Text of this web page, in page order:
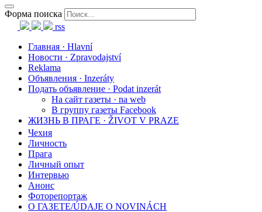
Форма поиска
rss
Главная · Hlavní
Новости · Zpravodajství
Reklama
Объявления · Inzeráty
Подать объявление · Podat inzerát
На сайт газеты · na web
В группу газеты Facebook
ЖИЗНЬ В ПРАГЕ · ŽIVOT V PRAZE
Чехия
Личность
Прага
Личный опыт
Интервью
Анонс
Фоторепортаж
О ГАЗЕТЕ/ÚDAJE O NOVINÁCH